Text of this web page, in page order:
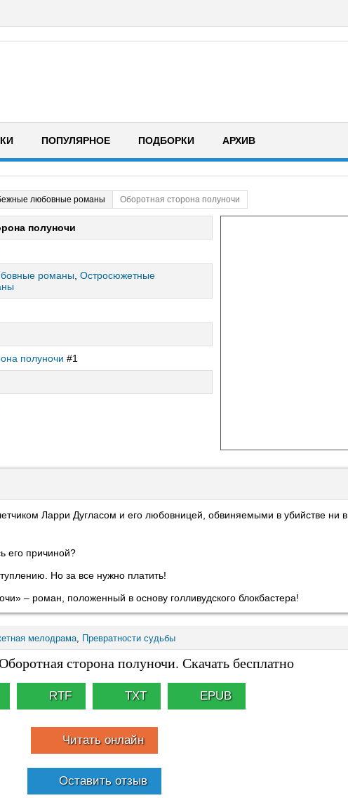
ПОПУЛЯРНОЕ ПОДБОРКИ АРХИВ
любовные романы Оборотная сторона полуночи
полуночи
романы Остросюжетные
полуночи #1
Ларри Дугласом и его любовницей, обвиняемыми в убийстве ни в
его причиной?
Но за все нужно платить!
– роман, положенный в основу голливудского блокбастера!
мелодрама, Превратности судьбы
сторона полуночи. Скачать бесплатно
RTF TXT EPUB
Читать онлайн
Оставить отзыв